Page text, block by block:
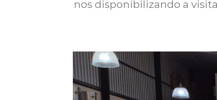
nos disponibilizando a